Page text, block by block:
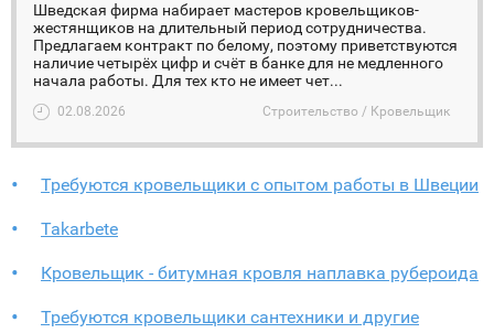
Шведская фирма набирает мастеров кровельщиков-
жестянщиков на длительный период сотрудничества.
Предлагаем контракт по белому, поэтому приветствуются
наличие четырёх цифр и счёт в банке для не медленного
начала работы. Для тех кто не имеет чет...
02.08.2026 Строительство / Кровельщик
Требуются кровельщики с опытом работы в Швеции
Takarbete
Кровельщик - битумная кровля наплавка рубероида
Требуются кровельщики сантехники и другие